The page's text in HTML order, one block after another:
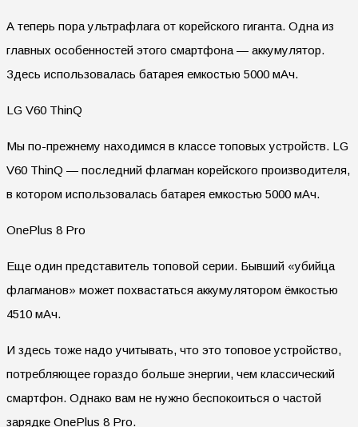
А теперь пора ультрафлага от корейского гиганта. Одна из
главных особенностей этого смартфона — аккумулятор.
Здесь использовалась батарея емкостью 5000 мАч.
LG V60 ThinQ
Мы по-прежнему находимся в классе топовых устройств. LG
V60 ThinQ — последний флагман корейского производителя,
в котором использовалась батарея емкостью 5000 мАч.
OnePlus 8 Pro
Еще один представитель топовой серии. Бывший «убийца
флагманов» может похвастаться аккумулятором ёмкостью
4510 мАч.
И здесь тоже надо учитывать, что это топовое устройство,
потребляющее гораздо больше энергии, чем классический
смартфон. Однако вам не нужно беспокоиться о частой
зарядке OnePlus 8 Pro.